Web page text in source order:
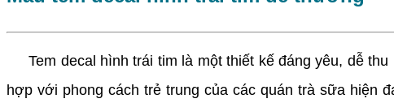
Tem decal hình trái tim là một thiết kế đáng yêu, dễ
hợp với phong cách trẻ trung của các quán trà sữa hiện